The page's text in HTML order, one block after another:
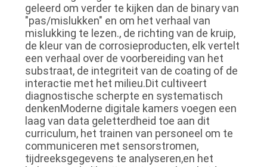
geleerd om verder te kijken dan de binary van
"pas/mislukken" en om het verhaal van
mislukking te lezen., de richting van de kruip,
de kleur van de corrosieproducten, elk vertelt
een verhaal over de voorbereiding van het
substraat, de integriteit van de coating of de
interactie met het milieu.Dit cultiveert
diagnostische scherpte en systematisch
denkenModerne digitale kamers voegen een
laag van data geletterdheid toe aan dit
curriculum, het trainen van personeel om te
communiceren met sensorstromen,
tijdreeksgegevens te analyseren,en het